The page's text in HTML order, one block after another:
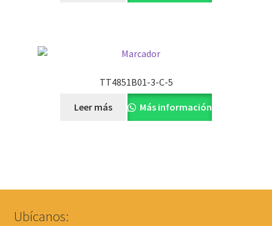
TT4851B01-3-C-5
Leer más Más información
Ubícanos: